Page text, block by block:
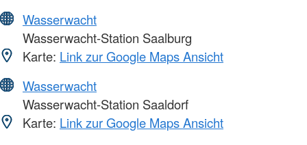
Wasserwacht
Wasserwacht-Station Saalburg
Karte: Link zur Google Maps Ansicht
Wasserwacht
Wasserwacht-Station Saaldorf
Karte: Link zur Google Maps Ansicht